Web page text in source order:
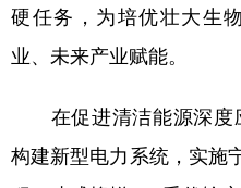
硬任务，为培优壮大生
业、未来产业赋能。
在促进清洁能源深度
构建新型电力系统，实施